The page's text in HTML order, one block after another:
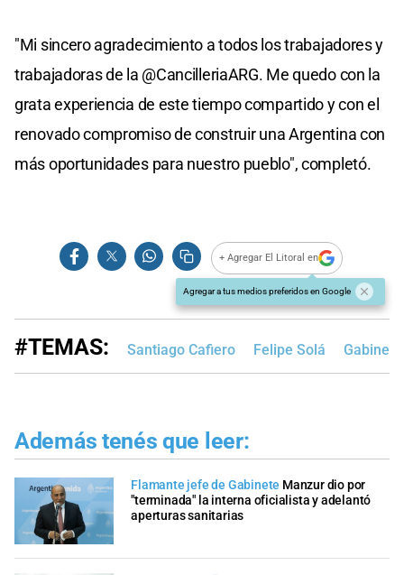
"Mi sincero agradecimiento a todos los trabajadores y
trabajadoras de la @CancilleriaARG. Me quedo con la
grata experiencia de este tiempo compartido y con el
renovado compromiso de construir una Argentina con
más oportunidades para nuestro pueblo", completó.
+ Agregar El Litoral en
Agregar a tus medios preferidos en Google
#TEMAS: Santiago Cafiero Felipe Solá
Además tenés que leer:
Flamante jefe de Gabinete Manzur dio por
"terminada" la interna oficialista y adelantó
aperturas sanitarias